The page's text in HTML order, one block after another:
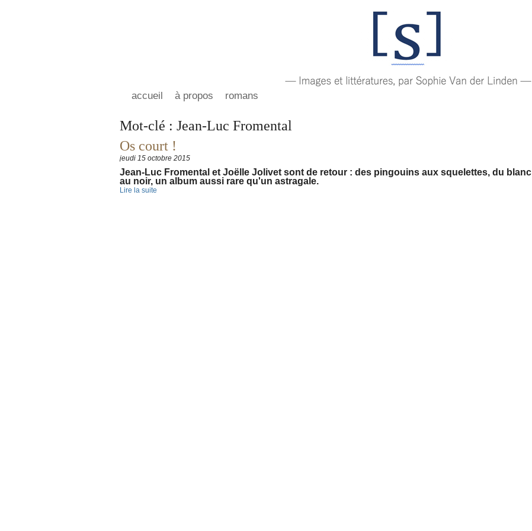
accueil à propos romans
Mot-clé : Jean-Luc Fromental
Os court !
jeudi 15 octobre 2015
Jean-Luc Fromental et Joëlle Jolivet sont de retour : des pingouins aux squelettes, du blanc
au noir, un album aussi rare qu'un astragale.
Lire la suite